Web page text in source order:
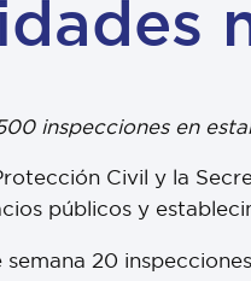
inspecciones en
Civil y la
públicos y
20